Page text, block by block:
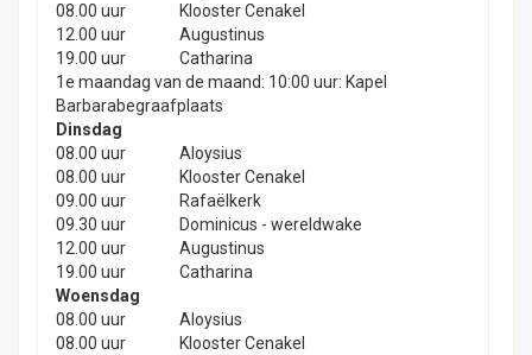
08.00 uur
Klooster Cenakel
12.00 uur
Augustinus
19.00 uur
Catharina
1e maandag van de maand: 10:00 uur: Kapel
Barbarabegraafplaats
Dinsdag
08.00 uur
Aloysius
08.00 uur
Klooster Cenakel
09.00 uur
Rafaëlkerk
09.30 uur
Dominicus - wereldwake
12.00 uur
Augustinus
19.00 uur
Catharina
Woensdag
08.00 uur
Aloysius
08.00 uur
Klooster Cenakel